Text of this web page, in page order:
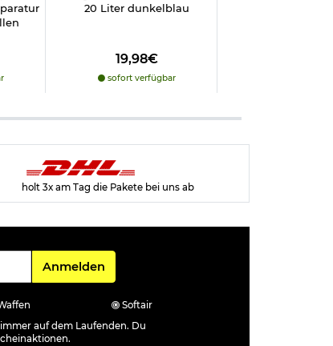
20 Liter dunkelblau
19,98€
sofort verfügbar
holt 3x am Tag die Pakete bei uns ab
Für den Newsletter
Anmelden
Softair
auf dem Laufenden. Du